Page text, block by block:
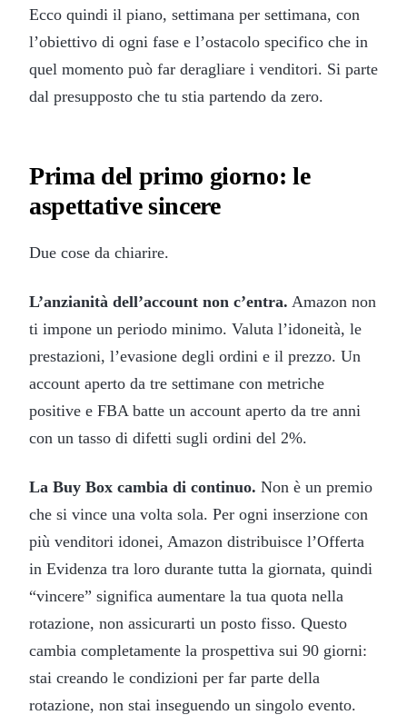
Ecco quindi il piano, settimana per settimana, con
l’obiettivo di ogni fase e l’ostacolo specifico che in
quel momento può far deragliare i venditori. Si parte
dal presupposto che tu stia partendo da zero.
Prima del primo giorno: le
aspettative sincere
Due cose da chiarire.
L’anzianità dell’account non c’entra. Amazon non
ti impone un periodo minimo. Valuta l’idoneità, le
prestazioni, l’evasione degli ordini e il prezzo. Un
account aperto da tre settimane con metriche
positive e FBA batte un account aperto da tre anni
con un tasso di difetti sugli ordini del 2%.
La Buy Box cambia di continuo. Non è un premio
che si vince una volta sola. Per ogni inserzione con
più venditori idonei, Amazon distribuisce l’Offerta
in Evidenza tra loro durante tutta la giornata, quindi
“vincere” significa aumentare la tua quota nella
rotazione, non assicurarti un posto fisso. Questo
cambia completamente la prospettiva sui 90 giorni:
stai creando le condizioni per far parte della
rotazione, non stai inseguendo un singolo evento.